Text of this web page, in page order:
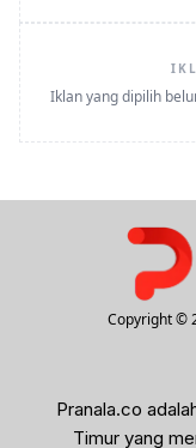
Iklan yang dipilih
Copyright ©
Pranala.co
Timur yang